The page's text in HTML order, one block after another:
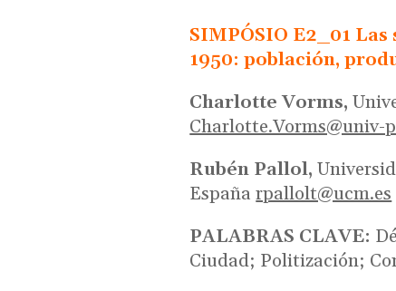
SIMPÓSIO E2_01
1950: población,
Charlotte Vorms,
Charlotte.Vorms@univ-
Rubén Pallol,
Españarpallolt@ucm.es
PALABRAS CLAVE:
Ciudad; Politización;